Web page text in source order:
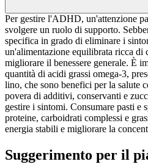
Per gestire l'ADHD, un'attenzione
svolgere un ruolo di supporto.
specifica in grado di eliminare i
un'alimentazione equilibrata ricca
migliorare il benessere generale. È
quantità di acidi grassi omega-3,
lino, che sono benefici per la salute
povera di additivi, conservanti e
gestire i sintomi. Consumare pasti e
proteine, carboidrati complessi e
energia stabili e migliorare la
Suggerimento per il